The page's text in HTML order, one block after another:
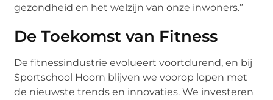
gezondheid en het welzijn van onze inwoners.”
De Toekomst van Fitness
De fitnessindustrie evolueert voortdurend, en bij
Sportschool Hoorn blijven we voorop lopen met
de nieuwste trends en innovaties. We investeren